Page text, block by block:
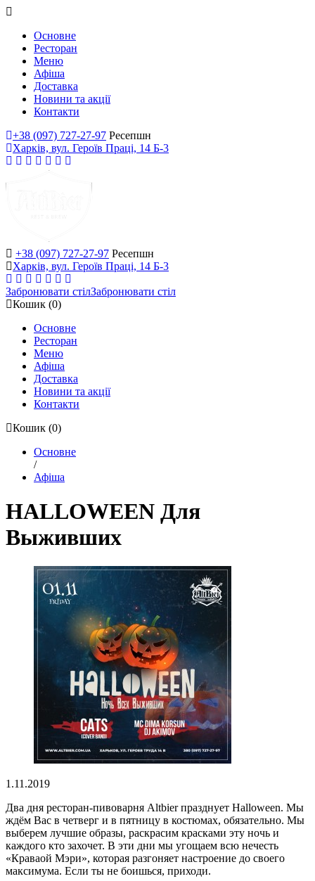
Основне
Ресторан
Меню
Афіша
Доставка
Новини та акції
Контакти
+38 (097) 727-27-97 Ресепшн
Харків, вул. Героїв Праці, 14 Б-3
+38 (097) 727-27-97 Ресепшн
Харків, вул. Героїв Праці, 14 Б-3
Забронювати стілЗабронювати стіл
Кошик (0)
Основне
Ресторан
Меню
Афіша
Доставка
Новини та акції
Контакти
Кошик (0)
Основне
/
Афіша
HALLOWEEN Для
Выживших
1.11.2019
Два дня ресторан-пивоварня Altbier празднует Halloween. Мы
ждём Вас в четверг и в пятницу в костюмах, обязательно. Мы
выберем лучшие образы, раскрасим красками эту ночь и
каждого кто захочет. В эти дни мы угощаем всю нечесть
«Краваой Мэри», которая разгоняет настроение до своего
максимума. Если ты не боишься, приходи.